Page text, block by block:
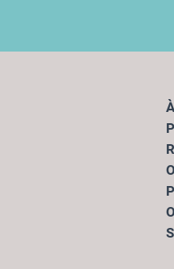
À
P
R
O
P
O
S